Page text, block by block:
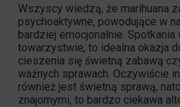
Wszyscy wiedzą, że marihuana
psychoaktywne, powodujące w
bardziej emocjonalnie. Spotkania
towarzystwie, to idealna okazja
cieszenia się świetną zabawą
ważnych sprawach. Oczywiście
również jest świetną sprawą,
znajomymi, to bardzo ciekawa